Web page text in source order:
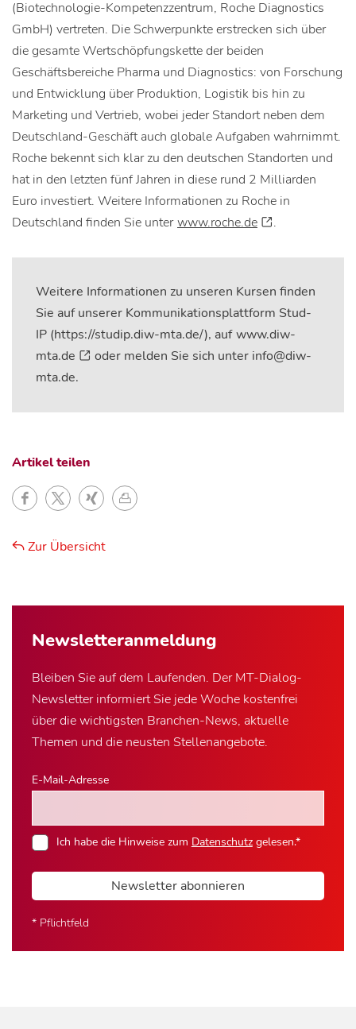
Newsletter­anmeldung
Bleiben Sie auf dem Laufenden. Der MT-Dialog-
Newsletter informiert Sie jede Woche kostenfrei
über die wichtigsten Branchen-News, aktuelle
Themen und die neusten Stellenangebote.
E-Mail-Adresse
Ich habe die Hinweise zum Datenschutzgelesen.*
Newsletter abonnieren
* Pflichtfeld
(Biotechnologie-Kompetenzzentrum, Roche Diagnostics
GmbH) vertreten. Die Schwerpunkte erstrecken sich über
die gesamte Wertschöpfungskette der beiden
Geschäftsbereiche Pharma und Diagnostics: von Forschung
und Entwicklung über Produktion, Logistik bis hin zu
Marketing und Vertrieb, wobei jeder Standort neben dem
Deutschland-Geschäft auch globale Aufgaben wahrnimmt.
Roche bekennt sich klar zu den deutschen Standorten und
hat in den letzten fünf Jahren in diese rund 2 Milliarden
Euro investiert. Weitere Informationen zu Roche in
Deutschland finden Sie unterwww.roche.de .
Weitere Informationen zu unseren Kursen finden
Sie auf unserer Kommunikationsplattform Stud-
IP (https://studip.diw-mta.de/), aufwww.diw-
mta.de
oder melden Sie sich unter info@diw-
mta.de.
Artikel teilen
Zur Übersicht